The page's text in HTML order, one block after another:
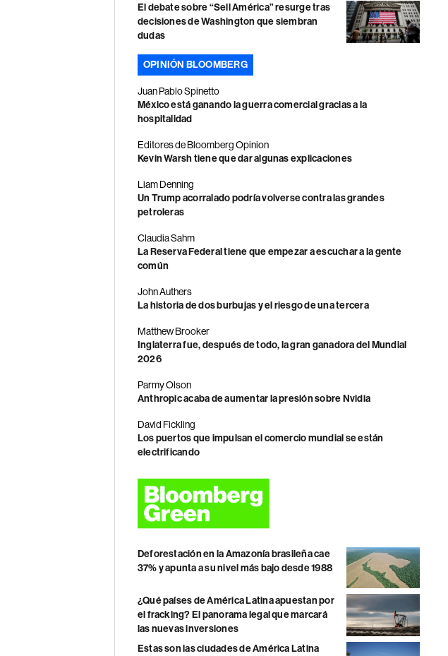
El debate sobre “Sell América” resurge tras
decisiones de Washington que siembran
dudas
OPINIÓN BLOOMBERG
Juan Pablo Spinetto
México está ganando la guerra comercial gracias a la
hospitalidad
Editores de Bloomberg Opinion
Kevin Warsh tiene que dar algunas explicaciones
Liam Denning
Un Trump acorralado podría volverse contra las grandes
petroleras
Claudia Sahm
La Reserva Federal tiene que empezar a escuchar a la gente
común
John Authers
La historia de dos burbujas y el riesgo de una tercera
Matthew Brooker
Inglaterra fue, después de todo, la gran ganadora del Mundial
2026
Parmy Olson
Anthropic acaba de aumentar la presión sobre Nvidia
David Fickling
Los puertos que impulsan el comercio mundial se están
electrificando
Deforestación en la Amazonía brasileña cae
37% y apunta a su nivel más bajo desde 1988
¿Qué países de América Latina apuestan por
el fracking? El panorama legal que marcará
las nuevas inversiones
Estas son las ciudades de América Latina